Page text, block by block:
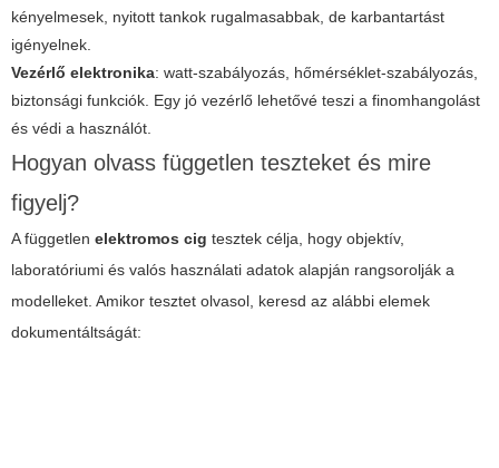
kényelmesek, nyitott tankok rugalmasabbak, de karbantartást
igényelnek.
Vezérlő elektronika: watt-szabályozás, hőmérséklet-szabályozás,
biztonsági funkciók. Egy jó vezérlő lehetővé teszi a finomhangolást
és védi a használót.
Hogyan olvass független teszteket és mire
figyelj?
A független elektromos cig tesztek célja, hogy objektív,
laboratóriumi és valós használati adatok alapján rangsorolják a
modelleket. Amikor tesztet olvasol, keresd az alábbi elemek
dokumentáltságát: